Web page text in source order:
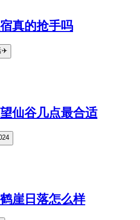
真的抢手吗
✈️
仙谷几点最合适
崖日落怎么样